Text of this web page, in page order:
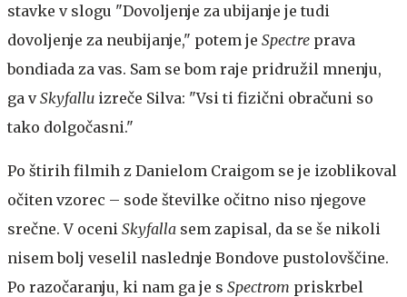
stavke v slogu "Dovoljenje za ubijanje je tudi
dovoljenje za neubijanje," potem je Spectre prava
bondiada za vas. Sam se bom raje pridružil mnenju,
ga vSkyfallu izreče Silva: "Vsi ti fizični obračuni so
tako dolgočasni."
Po štirih filmih z Danielom Craigom se je izoblikoval
očiten vzorec – sode številke očitno niso njegove
srečne. V oceni Skyfalla sem zapisal, da se še nikoli
nisem bolj veselil naslednje Bondove pustolovščine.
Po razočaranju, ki nam ga je s Spectrom priskrbel